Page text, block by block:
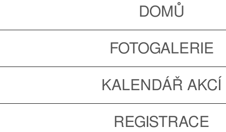
DOMŮ
FOTOGALERIE
KALENDÁŘ AKCÍ
REGISTRACE